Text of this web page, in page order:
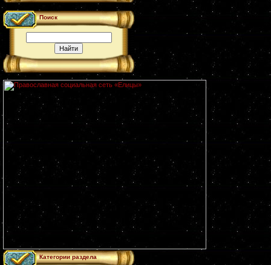
Поиск
Категории раздела